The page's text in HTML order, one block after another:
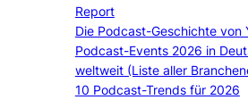
Report
Die Podcast-Geschichte von
Podcast-Events 2026 in
weltweit (Liste aller
10 Podcast-Trends für 2026